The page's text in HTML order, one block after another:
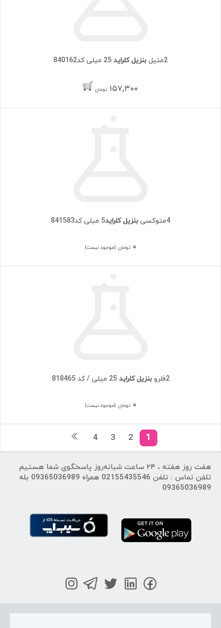
2متیل بنزیل کلراید
۱۵۷,۳۰۰ تومان
4متوکسی بنزیل کلراید5 میلی کد841583
۰ تومان (موجود نیست)
2فلرو بنزیل کلراید 25 میلی / کد 818465
۰ تومان (موجود نیست)
1
2
3
4
هفت روز هفته ، ۲۴ ساعت شبانه‌روز پاسخگوی شما هستیم
تلفن تماس : تلفن 02155435546 همراه 09365036989 بله
09365036989